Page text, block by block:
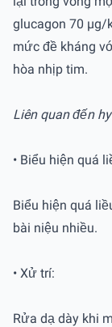
glucagon 70
mức đề kháng
hòa nhịp tim.
Liên quan đến
• Biểu hiện quá
Biểu hiện quá
bài niệu nhiều.
• Xử trí:
Rửa dạ dày khi